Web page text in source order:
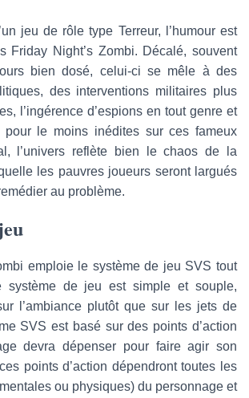
jeu de rôle type Terreur, l’humour est
Friday Night’s Zombi. Décalé, souvent
bien dosé, celui-ci se mêle à des
des interventions militaires plus
l’ingérence d’espions en tout genre et
pour le moins inédites sur ces fameux
l’univers reflète bien le chaos de la
les pauvres joueurs seront largués
au problème.
emploie le système de jeu SVS tout
système de jeu est simple et souple,
l’ambiance plutôt que sur les jets de
SVS est basé sur des points d’action
devra dépenser pour faire agir son
points d’action dépendront toutes les
ou physiques) du personnage et